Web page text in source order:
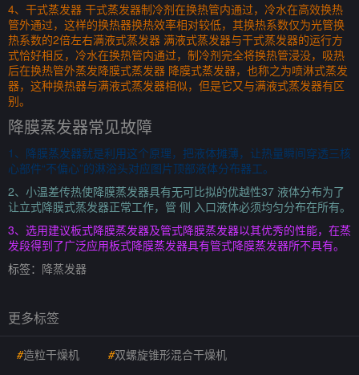
4、干式蒸发器 干式蒸发器制冷剂在换热管内通过，冷水在高效换热
管外通过，这样的换热器换热效率相对较低，其换热系数仅为光管换
热系数的2倍左右满液式蒸发器 满液式蒸发器与干式蒸发器的运行方
式恰好相反，冷水在换热管内通过，制冷剂完全将换热管浸没，吸热
后在换热管外蒸发降膜式蒸发器 降膜式蒸发器，也称之为喷淋式蒸发
器，这种换热器与满液式蒸发器相似，但是它又与满液式蒸发器有区
别。
降膜蒸发器常见故障
1、降膜蒸发器就是利用这个原理，把液体摊薄，让热量瞬间穿透三核
心部件“不偏心”的淋浴头对应图片顶部液体分布器工。
2、小温差传热使降膜蒸发器具有无可比拟的优越性37 液体分布为了
让立式降膜式蒸发器正常工作，管 侧 入口液体必须均匀分布在所有。
3、选用建议板式降膜蒸发器及管式降膜蒸发器以其优秀的性能，在蒸
发段得到了广泛应用板式降膜蒸发器具有管式降膜蒸发器所不具有。
标签： 降蒸发器
更多标签
#造粒干燥机 #双螺旋锥形混合干燥机